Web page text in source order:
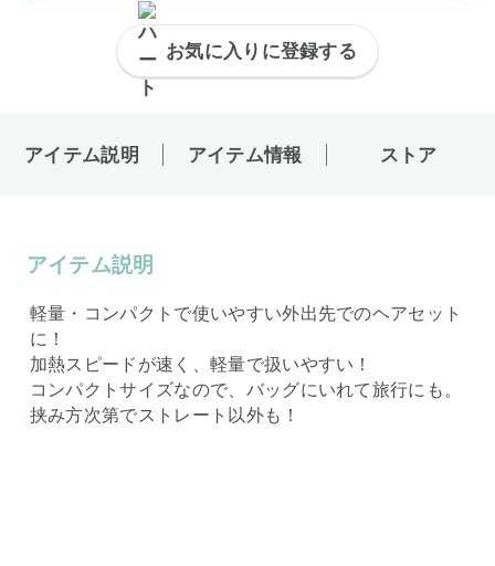
お気に入りに登録する
アイテム説明 アイテム情報 ストア
アイテム説明
軽量・コンパクトで使いやすい外出先でのヘアセット
に！
加熱スピードが速く、軽量で扱いやすい！
コンパクトサイズなので、バッグにいれて旅行にも。
挟み方次第でストレート以外も！